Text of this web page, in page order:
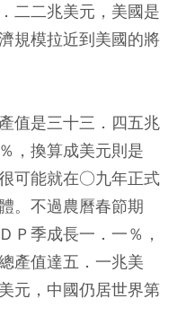
二二兆美元，美國是
規模拉近到美國的將
值是三十三．四五兆
，換算成美元則是
可能就在○九年正式
。不過農曆春節期
Ｐ季成長一．一％，
產值達五．一兆美
元，中國仍居世界第